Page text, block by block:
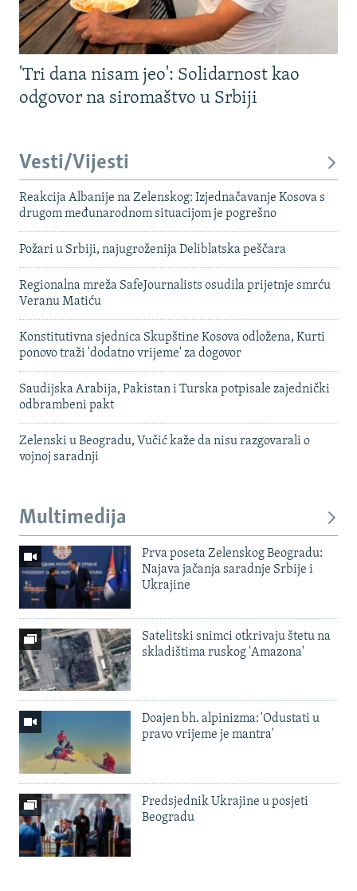
'Tri dana nisam jeo': Solidarnost kao
odgovor na siromaštvo u Srbiji
Vesti/Vijesti
Reakcija Albanije na Zelenskog: Izjednačavanje Kosova s ​​
drugom međunarodnom situacijom je pogrešno
Požari u Srbiji, najugroženija Deliblatska peščara
Regionalna mreža SafeJournalists osudila prijetnje smrću
Veranu Matiću
Konstitutivna sjednica Skupštine Kosova odložena, Kurti
ponovo traži 'dodatno vrijeme' za dogovor
Saudijska Arabija, Pakistan i Turska potpisale zajednički
odbrambeni pakt
Zelenski u Beogradu, Vučić kaže da nisu razgovarali o
vojnoj saradnji
Multimedija
Prva poseta Zelenskog Beogradu:
Najava jačanja saradnje Srbije i
Ukrajine
Satelitski snimci otkrivaju štetu na
skladištima ruskog 'Amazona'
Doajen bh. alpinizma: 'Odustati u
pravo vrijeme je mantra'
Predsjednik Ukrajine u posjeti
Beogradu